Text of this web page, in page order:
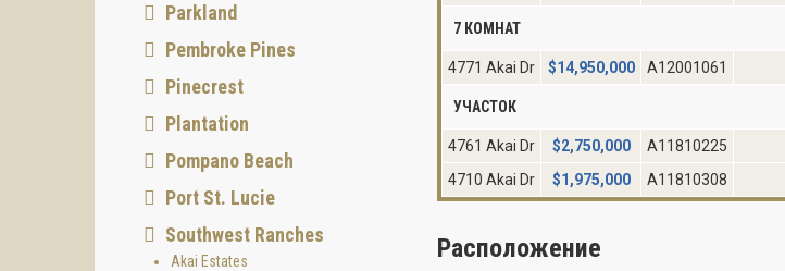
7 КОМНАТ
4771 Akai Dr $14,950,000 A12001061
УЧАСТОК
4761 Akai Dr $2,750,000 A11810225
4710 Akai Dr
$1,975,000 A11810308
Расположение
Parkland
Pembroke Pines
Pinecrest
Plantation
Pompano Beach
Port St. Lucie
Southwest Ranches
Akai Estates